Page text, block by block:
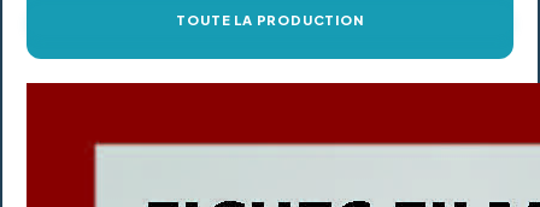
TOUTE LA PRODUCTION